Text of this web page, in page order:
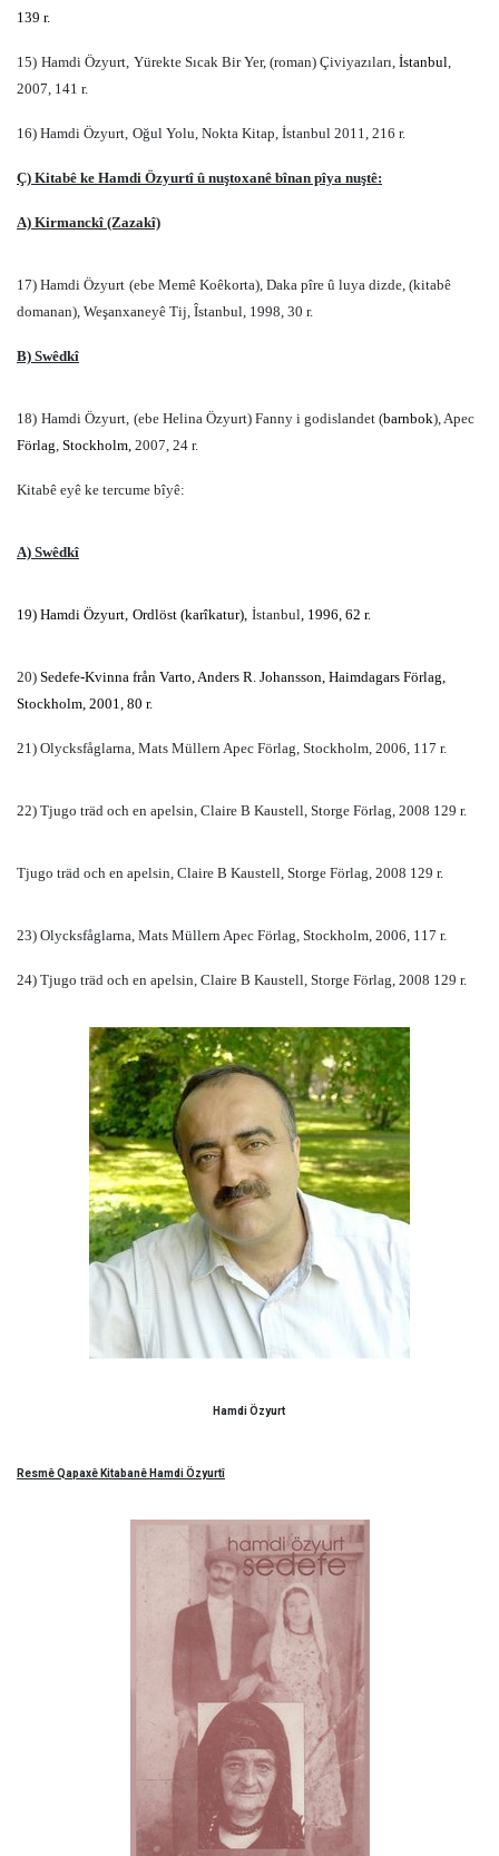
139 r.
15) Hamdi Özyurt, Yürekte Sıcak Bir Yer, (roman) Çiviyazıları, İstanbul,
2007, 141 r.
16) Hamdi Özyurt, Oğul Yolu, Nokta Kitap, İstanbul 2011, 216 r.
Ç) Kitabê ke Hamdi Özyurtî û nuştoxanê bînan pîya nuştê:
A) Kirmanckî (Zazakî)
17) Hamdi Özyurt (ebe Memê Koêkorta), Daka pîre û luya dizde, (kitabê
domanan), Weşanxaneyê Tij, Îstanbul, 1998, 30 r.
B) Swêdkî
18) Hamdi Özyurt, (ebe Helina Özyurt) Fanny i godislandet (barnbok), Apec
Förlag, Stockholm, 2007, 24 r.
Kitabê eyê ke tercume bîyê:
A) Swêdkî
19) Hamdi Özyurt, Ordlöst (karîkatur), İstanbul, 1996, 62 r.
20) Sedefe-Kvinna från Varto, Anders R. Johansson, Haimdagars Förlag,
Stockholm, 2001, 80 r.
21) Olycksfåglarna, Mats Müllern Apec Förlag, Stockholm, 2006, 117 r.
22) Tjugo träd och en apelsin, Claire B Kaustell, Storge Förlag, 2008 129 r.
Tjugo träd och en apelsin, Claire B Kaustell, Storge Förlag, 2008 129 r.
23) Olycksfåglarna, Mats Müllern Apec Förlag, Stockholm, 2006, 117 r.
24) Tjugo träd och en apelsin, Claire B Kaustell, Storge Förlag, 2008 129 r.
Hamdi Özyurt
Resmê Qapaxê Kitabanê Hamdi Özyurtî